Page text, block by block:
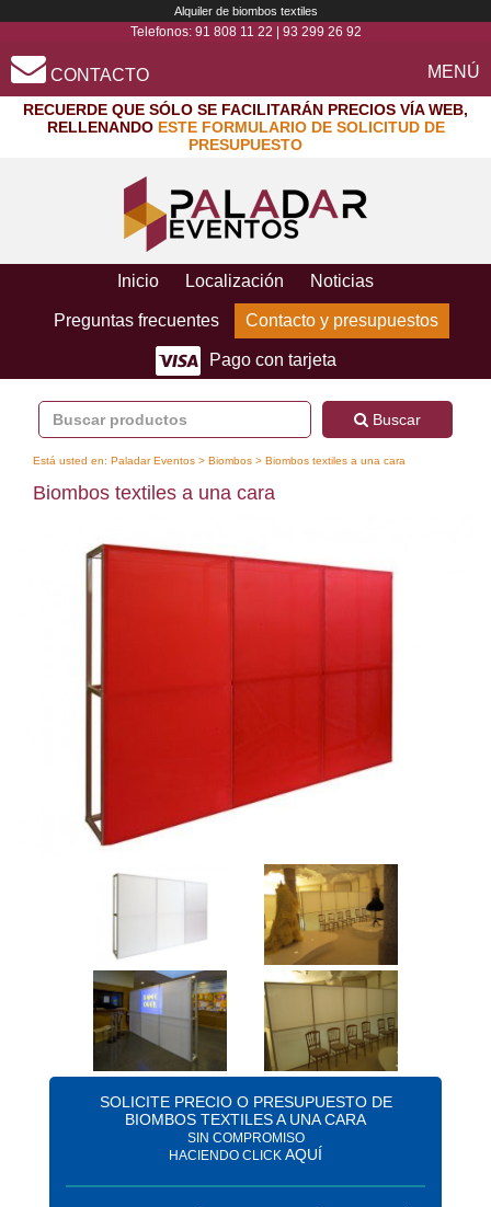
Alquiler de biombos textiles
Telefonos: 91 808 11 22 93 299 26 92
CONTACTO MENÚ
RECUERDE QUE SÓLO SE FACILITARÁN PRECIOS VÍA WEB,
RELLENANDO ESTE FORMULARIO DE SOLICITUD DE
PRESUPUESTO
Inicio Localización Noticias
Preguntas frecuentes Contacto y presupuestos
Pago con tarjeta
Buscar
Está usted en: Paladar Eventos > Biombos > Biombos textiles a una cara
Biombos textiles a una cara
SOLICITE PRECIO O PRESUPUESTO DE
BIOMBOS TEXTILES A UNA CARA
SIN COMPROMISO
HACIENDO CLICK AQUÍ